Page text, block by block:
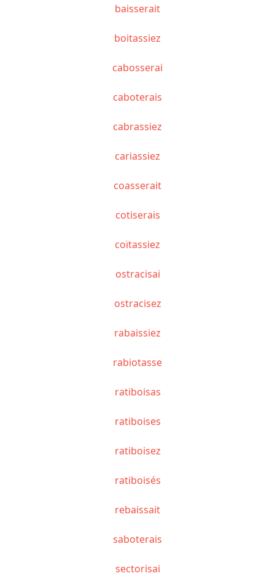
baisserait
boitassiez
cabosserai
caboterais
cabrassiez
cariassiez
coasserait
cotiserais
coïtassiez
ostracisai
ostracisez
rabaissiez
rabiotasse
ratiboisas
ratiboises
ratiboisez
ratiboisés
rebaissait
saboterais
sectorisai